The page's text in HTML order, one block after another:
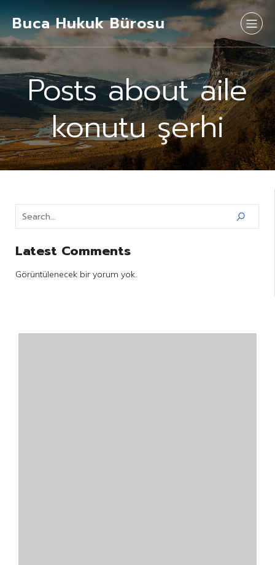
Buca Hukuk Bürosu
Posts about aile
konutu şerhi
Latest Comments
Görüntülenecek bir yorum yok.